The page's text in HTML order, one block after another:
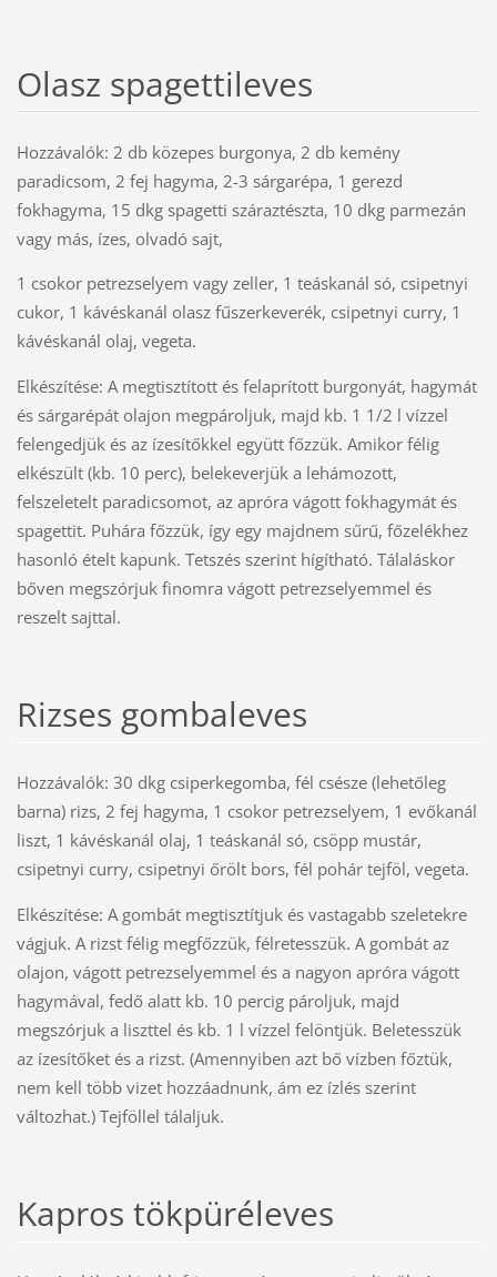
Olasz spagettileves
Hozzávalók: 2 db közepes burgonya, 2 db kemény
paradicsom, 2 fej hagyma, 2-3 sárgarépa, 1 gerezd
fokhagyma, 15 dkg spagetti száraztészta, 10 dkg parmezán
vagy más, ízes, olvadó sajt,
1 csokor petrezselyem vagy zeller, 1 teáskanál só, csipetnyi
cukor, 1 kávéskanál olasz fűszerkeverék, csipetnyi curry, 1
kávéskanál olaj, vegeta.
Elkészítése: A megtisztított és felaprított burgonyát, hagymát
és sárgarépát olajon megpároljuk, majd kb. 1 1/2 l vízzel
felengedjük és az ízesítőkkel együtt főzzük. Amikor félig
elkészült (kb. 10 perc), belekeverjük a lehámozott,
felszeletelt paradicsomot, az apróra vágott fokhagymát és
spagettit. Puhára főzzük, így egy majdnem sűrű, főzelékhez
hasonló ételt kapunk. Tetszés szerint hígítható. Tálaláskor
bőven megszórjuk finomra vágott petrezselyemmel és
reszelt sajttal.
Rizses gombaleves
Hozzávalók: 30 dkg csiperkegomba, fél csésze (lehetőleg
barna) rizs, 2 fej hagyma, 1 csokor petrezselyem, 1 evőkanál
liszt, 1 kávéskanál olaj, 1 teáskanál só, csöpp mustár,
csipetnyi curry, csipetnyi őrölt bors, fél pohár tejföl, vegeta.
Elkészítése: A gombát megtisztítjuk és vastagabb szeletekre
vágjuk. A rizst félig megfőzzük, félretesszük. A gombát az
olajon, vágott petrezselyemmel és a nagyon apróra vágott
hagymával, fedő alatt kb. 10 percig pároljuk, majd
megszórjuk a liszttel és kb. 1 l vízzel felöntjük. Beletesszük
az ízesítőket és a rizst. (Amennyiben azt bő vízben főztük,
nem kell több vizet hozzáadnunk, ám ez ízlés szerint
változhat.) Tejföllel tálaljuk.
Kapros tökpüréleves